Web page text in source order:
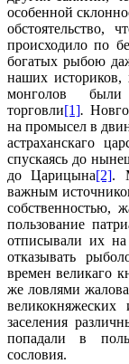
особенной
обстоятельство,
происходило по
богатых рыбою
наших историков,
монголов были
торговли[1].
на промысел в
астраханскаго
спускаясь до
до Царицына[2].
важным
собственностью,
пользование
отписывали их
отказывать
времен великаго
же ловлями
заселения
попадали в
сословия.